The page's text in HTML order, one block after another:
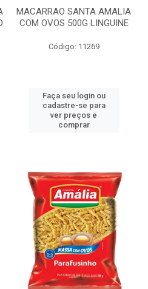
MACARRAO SANTA AMALIA
COM OVOS 500G LINGUINE
Código: 11269
Faça seu login ou
cadastre-se para
ver preços e
comprar